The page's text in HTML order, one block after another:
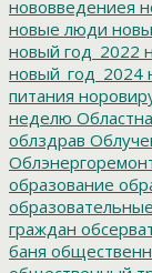
нововведениея
новые люди
новый год_2022
новый_год_2024
питания
неделю
облздрав
образование
граждан
баня